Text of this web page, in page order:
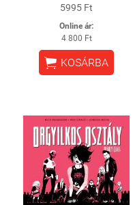
5995 Ft
Online ár:
4 800 Ft
 KOSÁRBA